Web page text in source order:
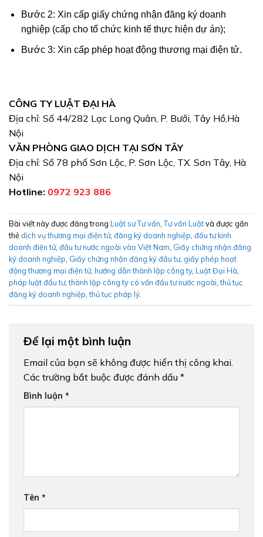
Bước 2: Xin cấp giấy chứng nhận đăng ký doanh
nghiệp (cấp cho tổ chức kinh tế thực hiện dự án);
Bước 3: Xin cấp phép hoạt động thương mại điện tử.
CÔNG TY LUẬT ĐẠI HÀ
Địa chỉ: Số 44/282 Lạc Long Quân, P. Bưởi, Tây Hồ,Hà
Nội
VĂN PHÒNG GIAO DỊCH TẠI SƠN TÂY
Địa chỉ: Số 78 phố Sơn Lộc, P. Sơn Lộc, TX. Sơn Tây, Hà
Nội
Hotline: 0972 923 886
Bài viết này được đăng trong Luật sư Tư vấn ,Tư vấn Luậtvà được gắn
thẻ dịch vụ thương mại điện tử, đăng ký doanh nghiệp đầu tư kinh
doanh điện tử, đầu tư nước ngoài vào Việt Nam Giấy chứng nhận đăng
ký doanh nghiệp Giấy chứng nhận đăng ký đầu tư, giấy phép hoạt
động thương mại điện tử, hướng dẫn thành lập công ty, Luật Đại Hà
pháp luật đầu tư,thành lập công ty có vốn đầu tư nước ngoài ,thủ tục
đăng ký doanh nghiệp ,thủ tục pháp lý.
Để lại một bình luận
Email của bạn sẽ không được hiển thị công khai.
Các trường bắt buộc được đánh dấu *
Bình luận *
Tên *